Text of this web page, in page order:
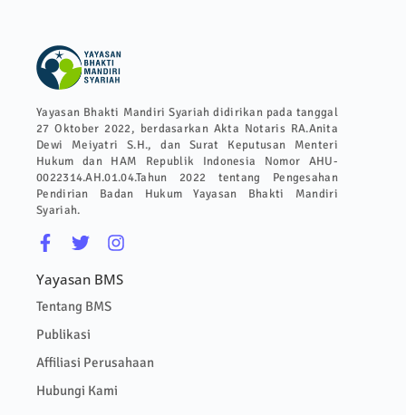
Yayasan Bhakti Mandiri Syariah didirikan pada tanggal
27 Oktober 2022, berdasarkan Akta Notaris RA.Anita
Dewi Meiyatri S.H., dan Surat Keputusan Menteri
Hukum dan HAM Republik Indonesia Nomor AHU-
0022314.AH.01.04.Tahun 2022 tentang Pengesahan
Pendirian Badan Hukum Yayasan Bhakti Mandiri
Syariah.
Yayasan BMS
Tentang BMS
Publikasi
Affiliasi Perusahaan
Hubungi Kami